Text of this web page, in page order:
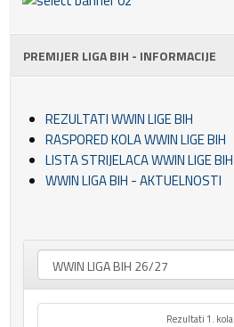
PREMIJER LIGA BIH - INFORMACIJE
REZULTATI WWIN LIGE BIH
RASPORED KOLA WWIN LIGE BIH
LISTA STRIJELACA WWIN LIGE BIH
WWIN LIGA BIH - AKTUELNOSTI
Rezultati 1. kola